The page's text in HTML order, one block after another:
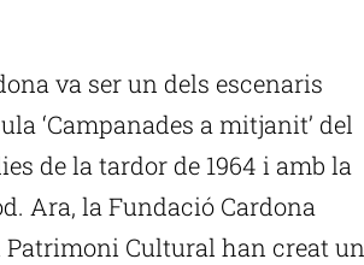
va ser un dels escenaris
‘Campanades a mitjanit’ del
de la tardor de 1964 i amb la
Ara, la Fundació Cardona
Patrimoni Cultural han creat